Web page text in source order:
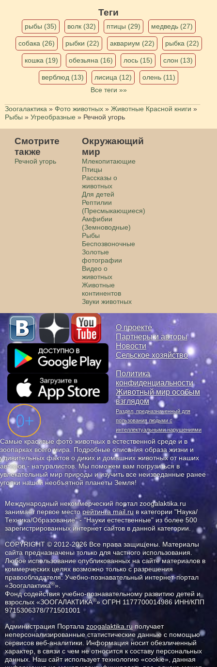
Теги
рыбы (35) волк (32) птицы (29) медведь (27)
собака (26) рыбки (22) аквариум (22) рыбка (22)
кошка (19) обезьяна (16) лось (15) слон (13)
верблюд (13) лисица (12)
олень (11)
Все теги »»
Зоогалактика » Фото животных » Животные Красной книги »
Рыбы » Угреобразные » Речной угорь
Смотрите
также
Речной угорь
Окружающий
мир
Млекопитающие
Птицы
Рассказы о
животных
Для детей
Рептилии
(Пресмыкающиеся)
Амфибии
(Земноводные)
Рыбы
Беспозвоночные
Золотые
фотографии
Видео о
животных
Животные
континентов
Звуки животных
О проекте
Партнеры и авторы
Новости
Сельское хозяйство
Политика
конфиденциальности
Животный мир особым
взглядом
Раздел, предназначенный для
пользования людьми с
интеллектуальными нарушениями
Самые красивые фото животных в естественной среде и в
зоопарках всего мира. Подробные описания образа жизни и
удивительных фактов о диких и домашних животных от наших
авторов - натуралистов. Мы поможем вам погрузиться в
увлекательный мир природы и изучить все неизведанные ранее
уголки нашей необъятной планеты Земля!
Международный некоммерческий портал zoogalaktika.ru
занимает первое месторейтинга mail.ru в категории "Наука/
Техника/Образование" - "Науки естественные" из более 500
зарегистрированных интернет сайтов в данной категории.
COPYRIGHT © 2012-2026 Все права защищены. Материалы
сайта предназначены только для частного использования.
Любое использование опубликованных на сайте материалов в
коммерческих целях возможно только с разрешения
правообладателя: Учебно-познавательный интернет-портал
«Зоогалактика®».
Фонд содействия учебно-познавательному развитию детей и
взрослых «ЗООГАЛАКТИКА®» ОГРН 1177700014986 ИНН/КПП
9715306378/771501001
Администрация Портала zoogalaktika.ruполучает
неперсонализированные статистические данные с помощью
сервисов веб-аналитики. Информация носит обезличенный
характер, в связи с чем не относится к составу персональных
данных. Наш сайт использует технологию «cookie», данная